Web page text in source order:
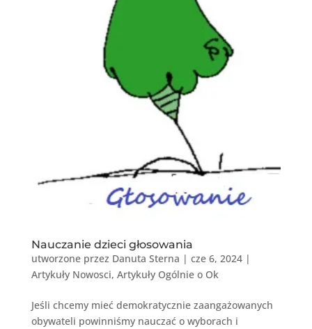
Nauczanie dzieci głosowania
utworzone przez Danuta Sterna | cze 6, 2024|
Artykuły Nowosci, Artykuły Ogólnie o Ok
Jeśli chcemy mieć demokratycznie zaangażowanych
obywateli powinniśmy nauczać o wyborach i